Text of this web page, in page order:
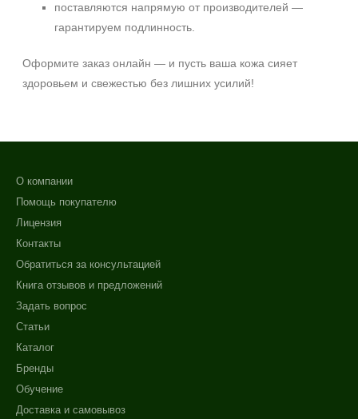
поставляются напрямую от производителей —
гарантируем подлинность.
Оформите заказ онлайн — и пусть ваша кожа сияет
здоровьем и свежестью без лишних усилий!
О компании
Помощь покупателю
Лицензия
Контакты
Обратиться за консультацией
Книга отзывов и предложений
Задать вопрос
Статьи
Каталог
Бренды
Обучение
Доставка и самовывоз